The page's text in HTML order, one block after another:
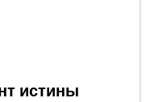
истины